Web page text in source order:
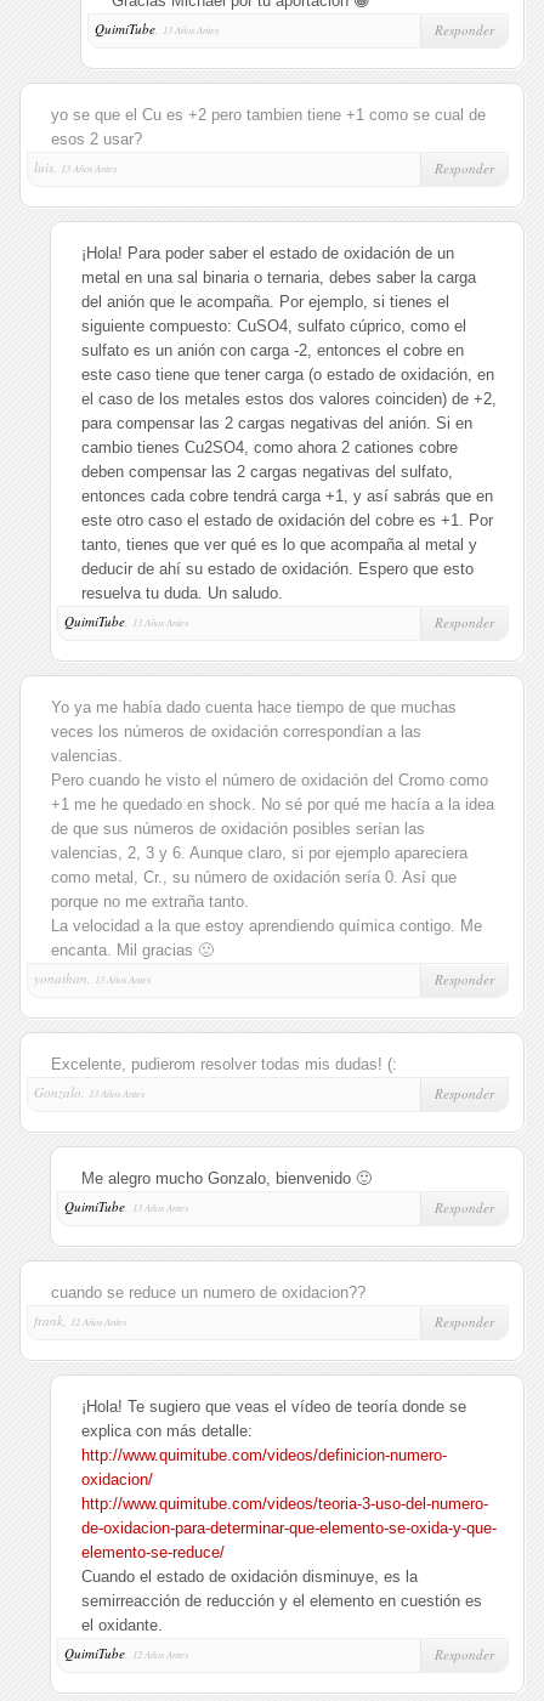
QuimiTube, 13 Años Antes Responder
yo se que el Cu es +2 pero tambien tiene +1 como se cual de
esos 2 usar?
luis,
13 Años Antes Responder
¡Hola! Para poder saber el estado de oxidación de un
metal en una sal binaria o ternaria, debes saber la carga
del anión que le acompaña. Por ejemplo, si tienes el
siguiente compuesto: CuSO4, sulfato cúprico, como el
sulfato es un anión con carga -2, entonces el cobre en
este caso tiene que tener carga (o estado de oxidación, en
el caso de los metales estos dos valores coinciden) de +2,
para compensar las 2 cargas negativas del anión. Si en
cambio tienes Cu2SO4, como ahora 2 cationes cobre
deben compensar las 2 cargas negativas del sulfato,
entonces cada cobre tendrá carga +1, y así sabrás que en
este otro caso el estado de oxidación del cobre es +1. Por
tanto, tienes que ver qué es lo que acompaña al metal y
deducir de ahí su estado de oxidación. Espero que esto
resuelva tu duda. Un saludo.
QuimiTube, 13 Años Antes Responder
Yo ya me había dado cuenta hace tiempo de que muchas
veces los números de oxidación correspondían a las
valencias.
Pero cuando he visto el número de oxidación del Cromo como
+1 me he quedado en shock. No sé por qué me hacía a la idea
de que sus números de oxidación posibles serían las
valencias, 2, 3 y 6. Aunque claro, si por ejemplo apareciera
como metal, Cr., su número de oxidación sería 0. Así que
porque no me extraña tanto.
La velocidad a la que estoy aprendiendo química contigo. Me
encanta. Mil gracias 🙂
yonathan,
13 Años Antes Responder
Excelente, pudierom resolver todas mis dudas! (:
Gonzalo,
13 Años Antes Responder
Me alegro mucho Gonzalo, bienvenido 🙂
QuimiTube, 13 Años Antes Responder
cuando se reduce un numero de oxidacion??
frank,
12 Años Antes Responder
¡Hola! Te sugiero que veas el vídeo de teoría donde se
explica con más detalle:
http://www.quimitube.com/videos/definicion-numero-
oxidacion/
http://www.quimitube.com/videos/teoria-3-uso-del-numero-
de-oxidacion-para-determinar-que-elemento-se-oxida-y-que-
elemento-se-reduce/
Cuando el estado de oxidación disminuye, es la
semirreacción de reducción y el elemento en cuestión es
el oxidante.
QuimiTube, 12 Años Antes Responder